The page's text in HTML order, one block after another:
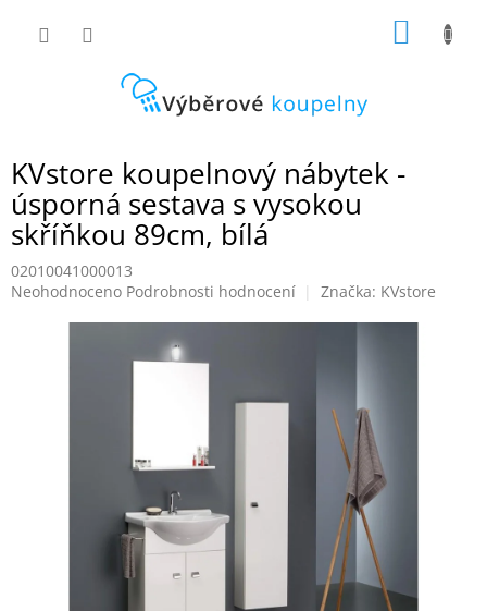
KVstore koupelnový nábytek -
úsporná sestava s vysokou
skříňkou 89cm, bílá
02010041000013
Průměrné
Neohodnoceno Podrobnosti hodnocení Značka: KVstore